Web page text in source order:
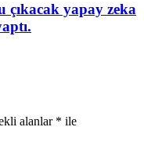
çıkacak yapay zeka
alanlar * ile